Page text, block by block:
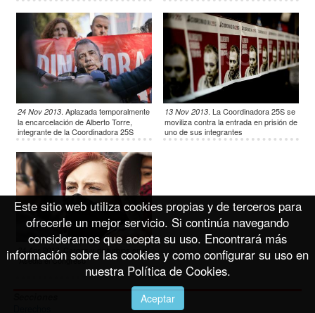
24 Nov 2013. Aplazada temporalmente
la encarcelación de Alberto Torre,
integrante de la Coordinadora 25S
13 Nov 2013. La Coordinadora 25S se
moviliza contra la entrada en prisión de
uno de sus integrantes
24 Apr 2013.
Cargas y disturbios en el
'Asedia el Congreso'
Este sitio web utiliza cookies propias y de terceros para
ofrecerle un mejor servicio. Si continúa navegando
consideramos que acepta su uso. Encontrará más
información sobre las cookies y como configurar su uso en
nuestra Política de Cookies.
Aceptar